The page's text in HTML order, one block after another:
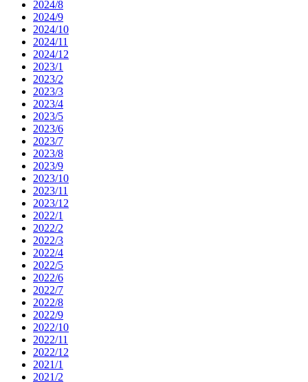
2024/8
2024/9
2024/10
2024/11
2024/12
2023/1
2023/2
2023/3
2023/4
2023/5
2023/6
2023/7
2023/8
2023/9
2023/10
2023/11
2023/12
2022/1
2022/2
2022/3
2022/4
2022/5
2022/6
2022/7
2022/8
2022/9
2022/10
2022/11
2022/12
2021/1
2021/2